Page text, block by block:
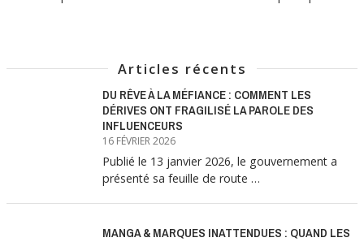
Articles récents
DU RÊVE À LA MÉFIANCE : COMMENT LES
DÉRIVES ONT FRAGILISÉ LA PAROLE DES
INFLUENCEURS
16 FÉVRIER 2026
Publié le 13 janvier 2026, le gouvernement a
présenté sa feuille de route …
MANGA & MARQUES INATTENDUES : QUAND LES